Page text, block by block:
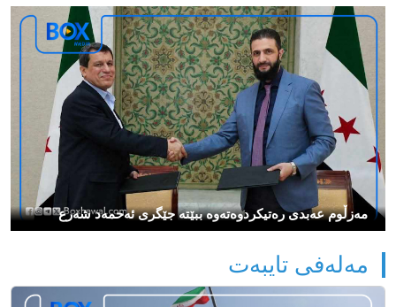
مەزڵوم عەبدی رەتیكردوەتەوە ببێتە جێگری ئەحمەد شەرع
مەلەفی تایبەت